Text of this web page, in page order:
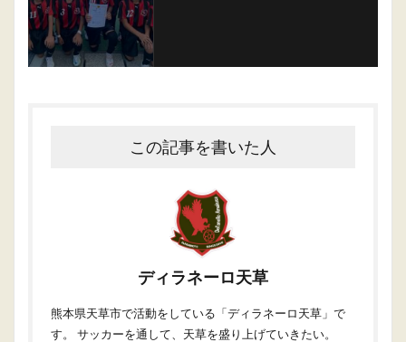
この記事を書いた人
ディラネーロ天草
熊本県天草市で活動をしている「ディラネーロ天草」で
す。 サッカーを通して、天草を盛り上げていきたい。